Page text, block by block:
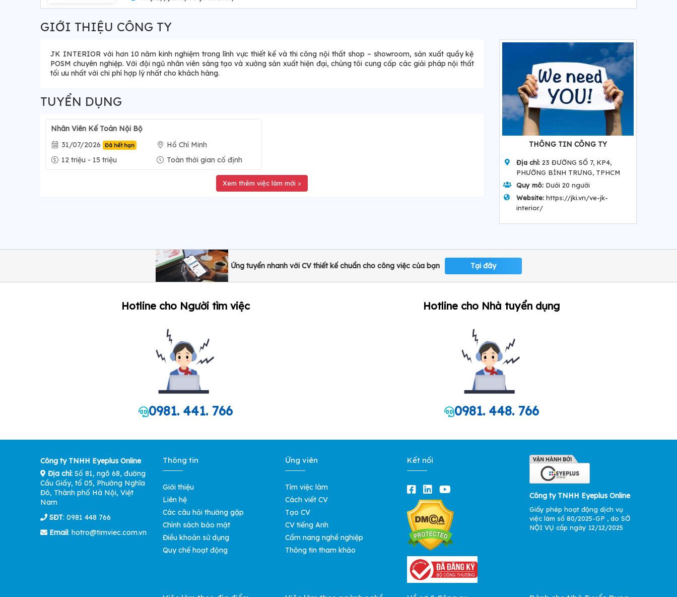
GIỚI THIỆU CÔNG TY
JK INTERIOR với hơn 10 năm kinh nghiệm trong lĩnh vực thiết kế và thi công nội thất shop – showroom, sản xuất quầy kệ
POSM chuyên nghiệp. Với đội ngũ nhân viên sáng tạo và xưởng sản xuất hiện đại, chúng tôi cung cấp các giải pháp nội thất
tối ưu nhất với chi phí hợp lý nhất cho khách hàng.
TUYỂN DỤNG
Nhân Viên Kế Toán Nội Bộ
31/07/2026
Đã hết hạn
Hồ Chí Minh
12 triệu - 15 triệu
Toàn thời gian cố định
Xem thêm việc làm mới >
THÔNG TIN CÔNG TY
Địa chỉ:23 ĐƯỜNG SỐ 7, KP4,
PHƯỜNG BÌNH TRƯNG, TPHCM
Quy mô:Dưới 20 người
Website:https://jki.vn/ve-jk-
interior/
Ứng tuyển nhanh với CV thiết kế chuẩn cho công việc của bạn Tại đây
Hotline cho Người tìm việc
0981. 441. 766
Hotline cho Nhà tuyển dụng
0981. 448. 766
Công ty TNHH Eyeplus Online
Địa chỉ: Số 81, ngõ 68, đường
Cầu Giấy, tổ 05, Phường Nghĩa
Đô, Thành phố Hà Nội, Việt
Nam
SĐT: 0981 448 766
Email: hotro@timviec.com.vn
Thông tin
Giới thiệu
Liên hệ
Các câu hỏi thường gặp
Chính sách bảo mật
Điều khoản sử dụng
Quy chế hoạt động
Ứng viên
Tìm việc làm
Cách viết CV
Tạo CV
CV tiếng Anh
Cẩm nang nghề nghiệp
Thông tin tham khảo
Kết nối
Công ty TNHH Eyeplus Online
Giấy phép hoạt động dịch vụ
việc làm số 80/2025-GP , do SỞ
NỘI VỤ cấp ngày 12/12/2025